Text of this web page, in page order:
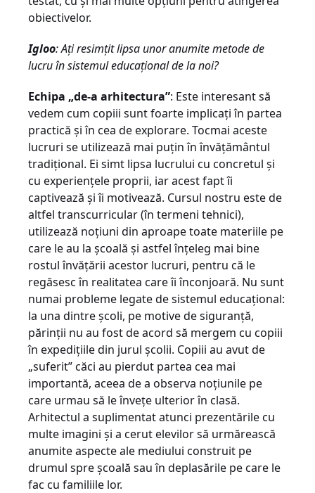
obiectivelor.
Igloo: Aţi resimţit lipsa unor anumite metode de
lucru în sistemul educaţional de la noi?
Echipa „de-a arhitectura”: Este interesant să
vedem cum copiii sunt foarte implicaţi în partea
practică şi în cea de explorare. Tocmai aceste
lucruri se utilizează mai puţin în învăţământul
tradiţional. Ei simt lipsa lucrului cu concretul şi
cu experienţele proprii, iar acest fapt îi
captivează şi îi motivează. Cursul nostru este de
altfel transcurricular (în termeni tehnici),
utilizează noţiuni din aproape toate materiile pe
care le au la şcoală şi astfel înţeleg mai bine
rostul învăţării acestor lucruri, pentru că le
regăsesc în realitatea care îi înconjoară. Nu sunt
numai probleme legate de sistemul educaţional:
la una dintre şcoli, pe motive de siguranţă,
părinţii nu au fost de acord să mergem cu copiii
în expediţiile din jurul şcolii. Copiii au avut de
„suferit” căci au pierdut partea cea mai
importantă, aceea de a observa noţiunile pe
care urmau să le înveţe ulterior în clasă.
Arhitectul a suplimentat atunci prezentările cu
multe imagini şi a cerut elevilor să urmărească
anumite aspecte ale mediului construit pe
drumul spre şcoală sau în deplasările pe care le
fac cu familiile lor.